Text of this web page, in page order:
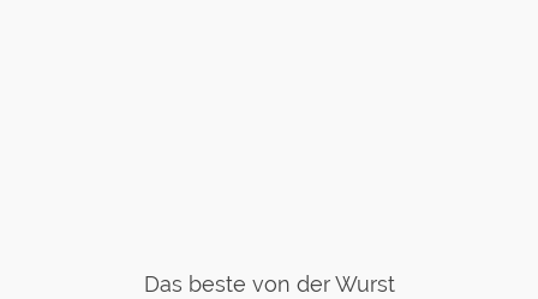
Das beste von der Wurst